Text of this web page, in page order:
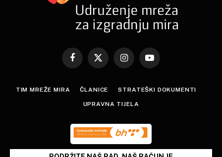
Facebook
X
InstagramYouTube
TIM MREŽE MIRA ČLANICE STRATEŠKI DOKUMENTI
UPRAVNA TIJELA